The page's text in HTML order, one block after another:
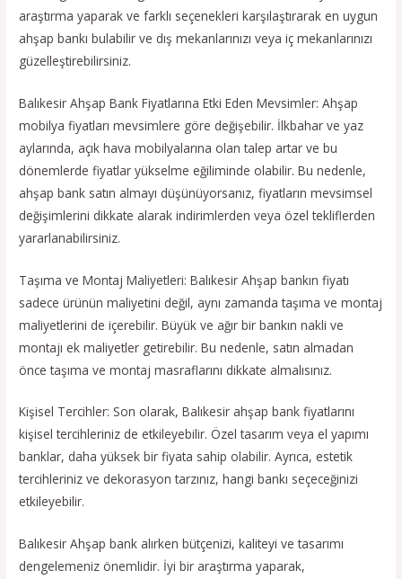
araştırma yaparak ve farklı seçenekleri karşılaştırarak en uygun
ahşap bankı bulabilir ve dış mekanlarınızı veya iç mekanlarınızı
güzelleştirebilirsiniz.
Balıkesir Ahşap Bank Fiyatlarına Etki Eden Mevsimler: Ahşap
mobilya fiyatları mevsimlere göre değişebilir. İlkbahar ve yaz
aylarında, açık hava mobilyalarına olan talep artar ve bu
dönemlerde fiyatlar yükselme eğiliminde olabilir. Bu nedenle,
ahşap bank satın almayı düşünüyorsanız, fiyatların mevsimsel
değişimlerini dikkate alarak indirimlerden veya özel tekliflerden
yararlanabilirsiniz.
Taşıma ve Montaj Maliyetleri: Balıkesir Ahşap bankın fiyatı
sadece ürünün maliyetini değil, aynı zamanda taşıma ve montaj
maliyetlerini de içerebilir. Büyük ve ağır bir bankın nakli ve
montajı ek maliyetler getirebilir. Bu nedenle, satın almadan
önce taşıma ve montaj masraflarını dikkate almalısınız.
Kişisel Tercihler: Son olarak, Balıkesir ahşap bank fiyatlarını
kişisel tercihleriniz de etkileyebilir. Özel tasarım veya el yapımı
banklar, daha yüksek bir fiyata sahip olabilir. Ayrıca, estetik
tercihleriniz ve dekorasyon tarzınız, hangi bankı seçeceğinizi
etkileyebilir.
Balıkesir Ahşap bank alırken bütçenizi, kaliteyi ve tasarımı
dengelemeniz önemlidir. İyi bir araştırma yaparak,